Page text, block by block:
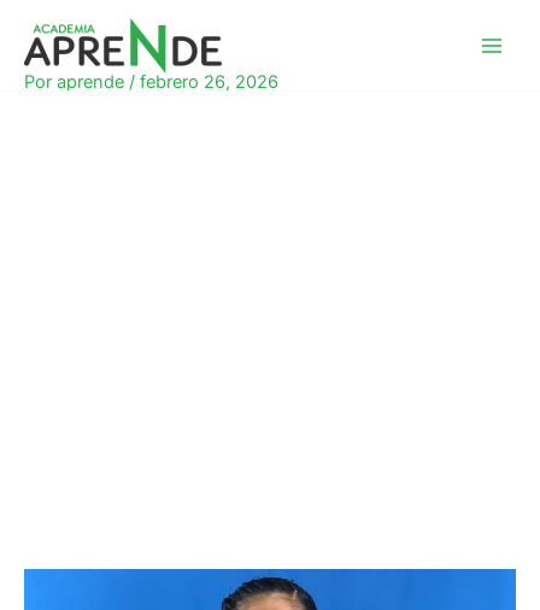
contenido
Por aprende / febrero 26, 2026